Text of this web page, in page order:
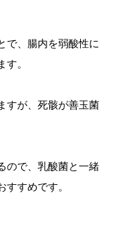
で、腸内を弱酸性に
。
すが、死骸が善玉菌
ので、乳酸菌と一緒
すめです。